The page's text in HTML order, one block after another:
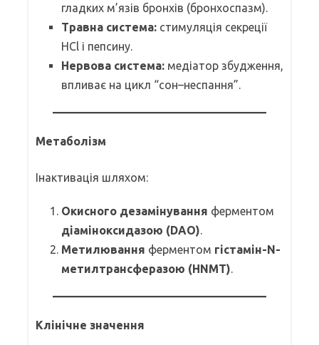
гладких м’язів бронхів (бронхоспазм).
Травна система: стимуляція секреції
HCl і пепсину.
Нервова система: медіатор збудження,
впливає на цикл “сон–неспання”.
Метаболізм
Інактивація шляхом:
Окисного дезамінування ферментом
діаміноксидазою (DAO).
Метилювання ферментом гістамін-N-
метилтрансферазою (HNMT).
Клінічне значення